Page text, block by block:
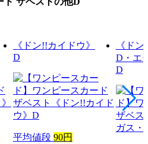
《ドン!!カイドウ》
D
平均値段 90円
《ド
D・エ
D